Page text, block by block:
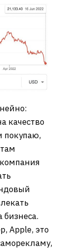
качество
покупаю,
Apple, это